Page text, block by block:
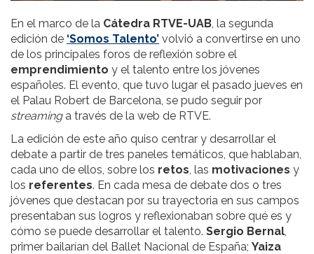
En el marco de la Cátedra RTVE-UAB , la segunda
edición de ‘Somos Talento’ volvió a convertirse en uno
de los principales foros de reflexión sobre el
emprendimiento y el talento entre los jóvenes
españoles. El evento, que tuvo lugar el pasado jueves en
el Palau Robert de Barcelona, se pudo seguir por
streaminga través de la web de RTVE.
La edición de este año quiso centrar y desarrollar el
debate a partir de tres paneles temáticos, que hablaban,
cada uno de ellos, sobre los retos , las motivaciones y
los referentes. En cada mesa de debate dos o tres
jóvenes que destacan por su trayectoria en sus campos
presentaban sus logros y reflexionaban sobre qué es y
cómo se puede desarrollar el talento. Sergio Bernal
primer bailarían del Ballet Nacional de España; Yaiza